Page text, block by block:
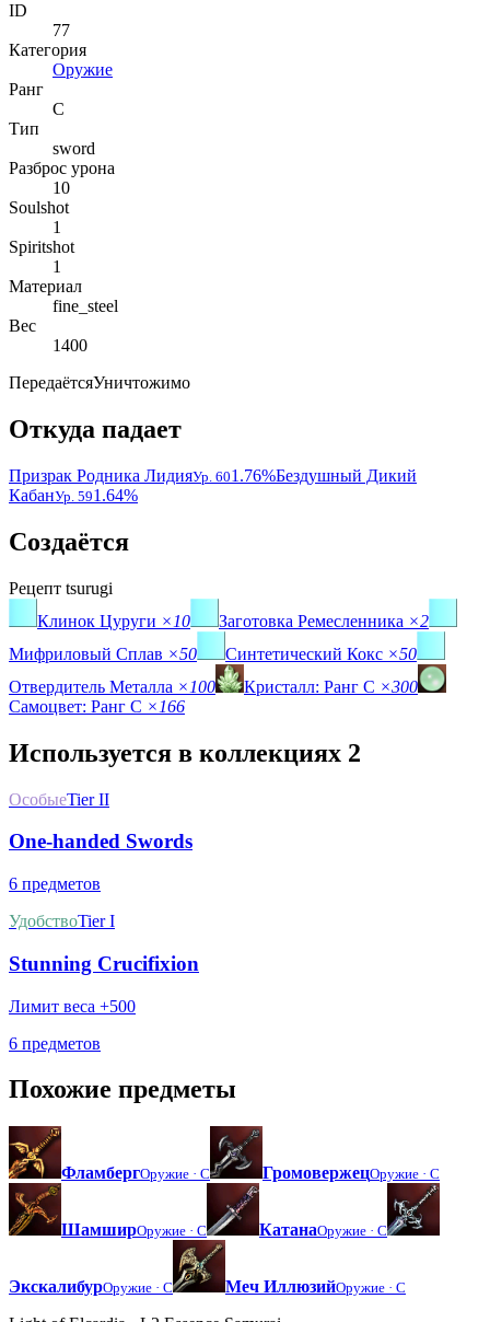
ID
77
Категория
Оружие
Ранг
C
Тип
sword
Разброс урона
10
Soulshot
1
Spiritshot
1
Материал
fine_steel
Вес
1400
ПередаётсяУничтожимо
Откуда падает
Призрак Родника ЛидияУр. 601.76%Бездушный Дикий
КабанУр. 591.64%
Создаётся
Рецепт tsurugi
Клинок Цуруги ×10 Заготовка Ремесленника ×2
Мифриловый Сплав ×50 Синтетический Кокс ×50
Отвердитель Металла ×100 Кристалл: Ранг C ×300
Самоцвет: Ранг C ×166
Используется в коллекциях 2
ОсобыеTier II
One-handed Swords
6 предметов
УдобствоTier I
Stunning Crucifixion
Лимит веса +500
6 предметов
Похожие предметы
ФламбергОружие · C ГромовержецОружие · C
ШамширОружие · C КатанаОружие · C
ЭкскалибурОружие · C Меч ИллюзийОружие · C